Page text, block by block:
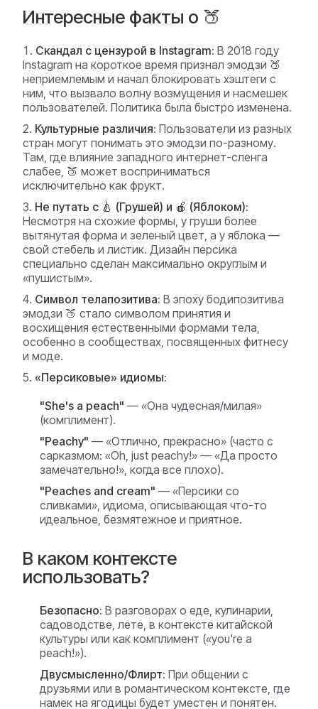
Интересные факты о 🍑
Скандал с цензурой в Instagram: В 2018 году
Instagram на короткое время признал эмодзи 🍑
неприемлемым и начал блокировать хэштеги с
ним, что вызвало волну возмущения и насмешек
пользователей. Политика была быстро изменена.
Культурные различия: Пользователи из разных
стран могут понимать это эмодзи по-разному.
Там, где влияние западного интернет-сленга
слабее, 🍑 может восприниматься
исключительно как фрукт.
Не путать с 🍐 (Грушей) и 🍎 (Яблоком):
Несмотря на схожие формы, у груши более
вытянутая форма и зеленый цвет, а у яблока —
свой стебель и листик. Дизайн персика
специально сделан максимально округлым и
«пушистым».
Символ телапозитива: В эпоху бодипозитива
эмодзи 🍑 стало символом принятия и
восхищения естественными формами тела,
особенно в сообществах, посвященных фитнесу
и моде.
«Персиковые» идиомы:
"She's a peach" — «Она чудесная/милая»
(комплимент).
"Peachy" — «Отлично, прекрасно» (часто с
сарказмом: «Oh, just peachy!» — «Да просто
замечательно!», когда все плохо).
"Peaches and cream" — «Персики со
сливками», идиома, описывающая что-то
идеальное, безмятежное и приятное.
В каком контексте
использовать?
Безопасно: В разговорах о еде, кулинарии,
садоводстве, лете, в контексте китайской
культуры или как комплимент («you're a
peach!»).
Двусмысленно/Флирт: При общении с
друзьями или в романтическом контексте, где
намек на ягодицы будет уместен и понятен.